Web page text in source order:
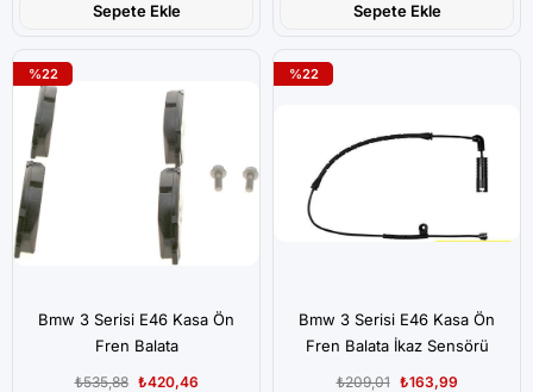
Sepete Ekle Sepete Ekle
Bmw 3 Serisi E46 Kasa Ön
Fren Balata
₺420,46
₺535,88
%22
Bmw 3 Serisi E46 Kasa Ön
Fren Balata İkaz Sensörü
₺163,99
₺209,01
%22